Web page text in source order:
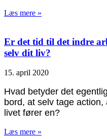
Læs mere »
Er det tid til det indre
selv dit liv?
15. april 2020
Hvad betyder det
bord, at selv tage
livet fører en?
Læs mere »